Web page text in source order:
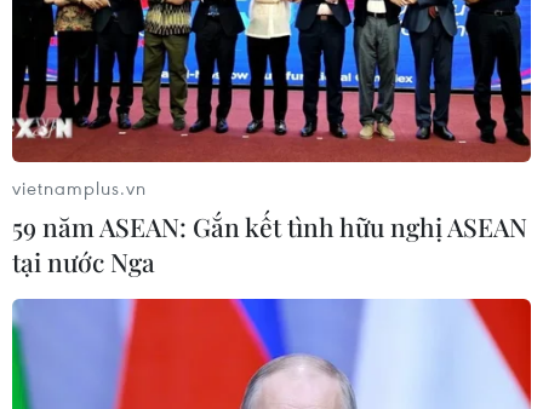
năm tù về tội “Nhận hối lộ,” tổng hợp cả hai tội
là 19 năm 6 tháng tù./.
(TTXVN/Vietnam+)
vietnamplus.vn
59 năm ASEAN: Gắn kết tình hữu nghị ASEAN
tại nước Nga